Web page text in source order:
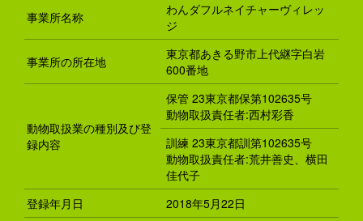
事業所名称
わんダフルネイチャーヴィレッ
ジ
事業所の所在地
東京都あきる野市上代継字白岩
600番地
動物取扱業の種別及び登
録内容
保管 23東京都保第102635号
動物取扱責任者:西村彩香
訓練 23東京都訓第102635号
動物取扱責任者:荒井善史、横田
佳代子
登録年月日
2018年5月22日